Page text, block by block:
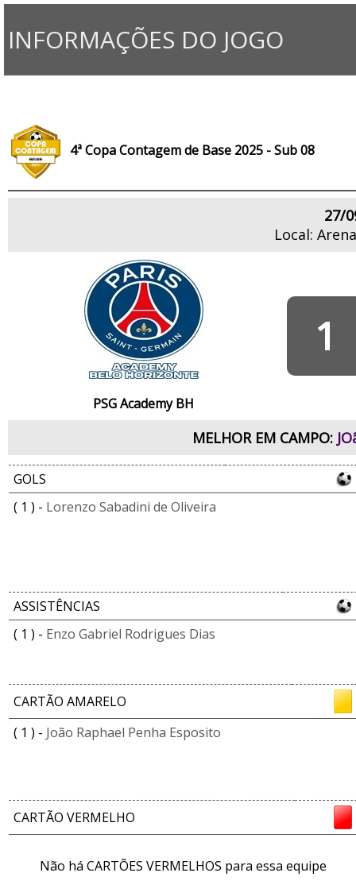
INFORMAÇÕES DO JOGO
4ª Copa Contagem de Base 2025 - Sub 08
27/
Local:
PSG Academy BH
1
MELHOR EM CAMPO:
GOLS
( 1 ) - Lorenzo Sabadini de Oliveira
ASSISTÊNCIAS
( 1 ) - Enzo Gabriel Rodrigues Dias
CARTÃO AMARELO
( 1 ) - João Raphael Penha Esposito
CARTÃO VERMELHO
Não há CARTÕES VERMELHOS para essa equipe